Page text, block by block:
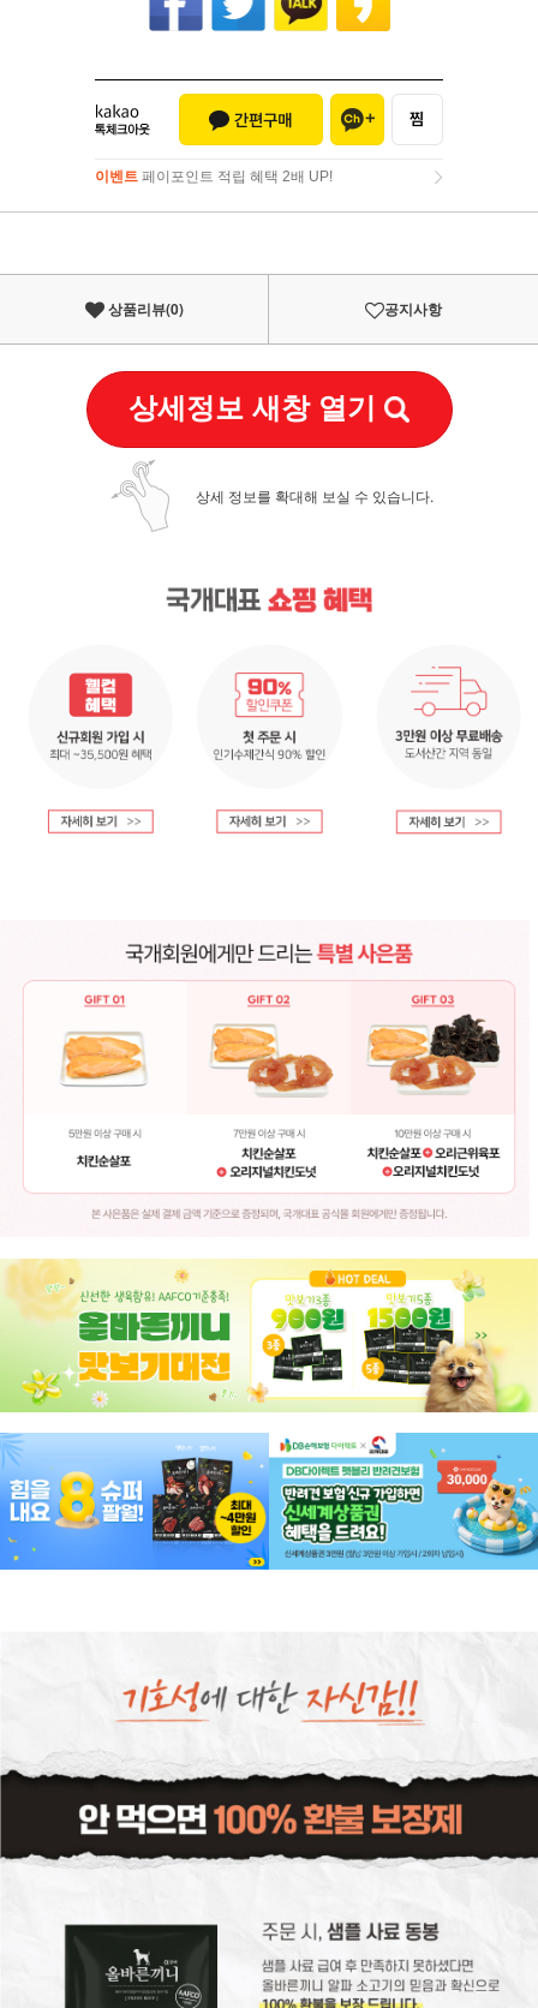
이벤트 페이포인트 적립 혜택 2배 UP!
이벤트페이포인트 적립 혜택 2배 UP!
상품리뷰(0) 공지사항
상세정보 새창 열기
상세 정보를 확대해 보실 수 있습니다.